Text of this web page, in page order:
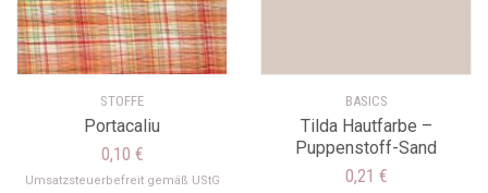
STOFFE
Portacaliu
0,10 €
Umsatzsteuerbefreit gemäß UStG
BASICS
Tilda Hautfarbe –
Puppenstoff-Sand
0,21 €